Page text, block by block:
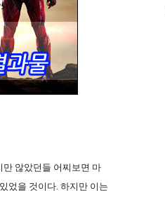
않았던들 어찌보면 마
었을 것이다. 하지만 이는